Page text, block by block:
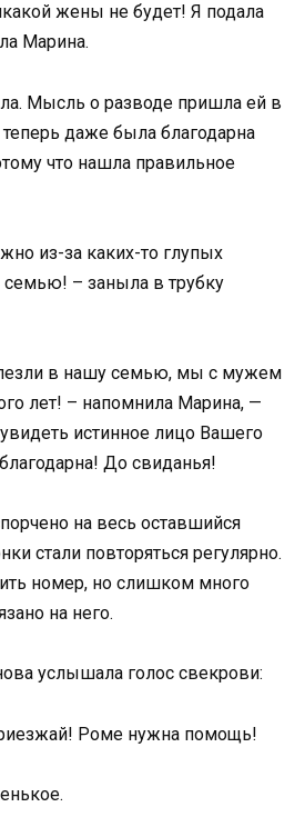
жены не будет! Я подала
Марина.
Мысль о разводе пришла ей в
теперь даже была благодарна
что нашла правильное
из-за каких-то глупых
семью! – заныла в трубку
в нашу семью, мы с мужем
лет! – напомнила Марина, —
истинное лицо Вашего
До свиданья!
на весь оставшийся
стали повторяться регулярно.
номер, но слишком много
на него.
услышала голос свекрови:
Роме нужна помощь!